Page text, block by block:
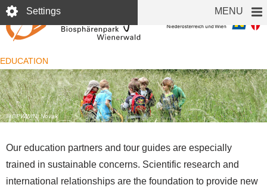
Skip
to
main
content
Settings MENU
EDUCATION
© BPWW/N. Novak
Our education partners and tour guides are especially
trained in sustainable concerns. Scientific research and
international relationships are the foundation to provide new